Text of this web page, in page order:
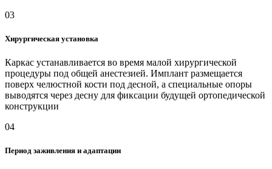
03
Хирургическая установка
Каркас устанавливается во время малой хирургической
процедуры под общей анестезией. Имплант размещается
поверх челюстной кости под десной, а специальные опоры
выводятся через десну для фиксации будущей ортопедической
конструкции
04
Период заживления и адаптации